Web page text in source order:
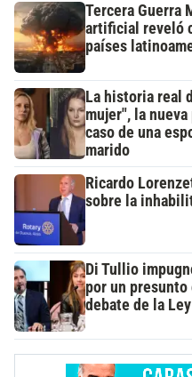
Tercera Guerra
artificial reveló
países
La historia real
mujer", la
caso de una
marido
Ricardo
sobre la
Di Tullio
por un
debate de la